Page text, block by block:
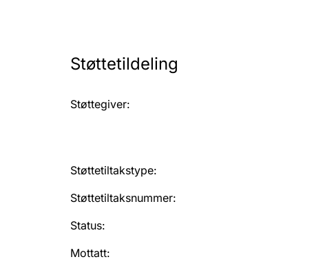
Støttetildeling
Støttegiver:
Støttetiltakstype:
Støttetiltaksnummer:
Status:
Mottatt: